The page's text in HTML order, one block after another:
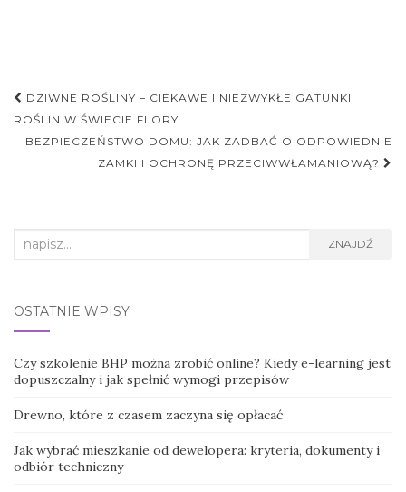
Nawigacja
postu
DZIWNE ROŚLINY – CIEKAWE I NIEZWYKŁE GATUNKI
ROŚLIN W ŚWIECIE FLORY
BEZPIECZEŃSTWO DOMU: JAK ZADBAĆ O ODPOWIEDNIE
ZAMKI I OCHRONĘ PRZECIWWŁAMANIOWĄ?
Search
ZNAJDŹ
OSTATNIE WPISY
Czy szkolenie BHP można zrobić online? Kiedy e-learning jest
dopuszczalny i jak spełnić wymogi przepisów
Drewno, które z czasem zaczyna się opłacać
Jak wybrać mieszkanie od dewelopera: kryteria, dokumenty i
odbiór techniczny